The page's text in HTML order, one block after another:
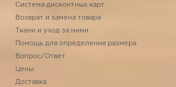
Система дисконтных карт
Возврат и замена товара
Ткани и уход за ними
Помощь для определения размера
Вопрос/Ответ
Цены
Доставка